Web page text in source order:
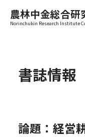
農林中金総合研
Norinchukin Research Institute
書誌情報
論題：経営